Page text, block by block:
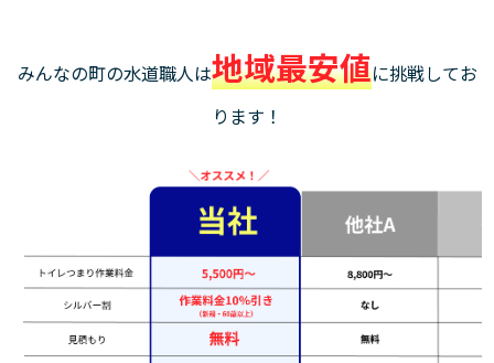
みんなの町の水道職人は地域最安値に挑戦してお
ります！